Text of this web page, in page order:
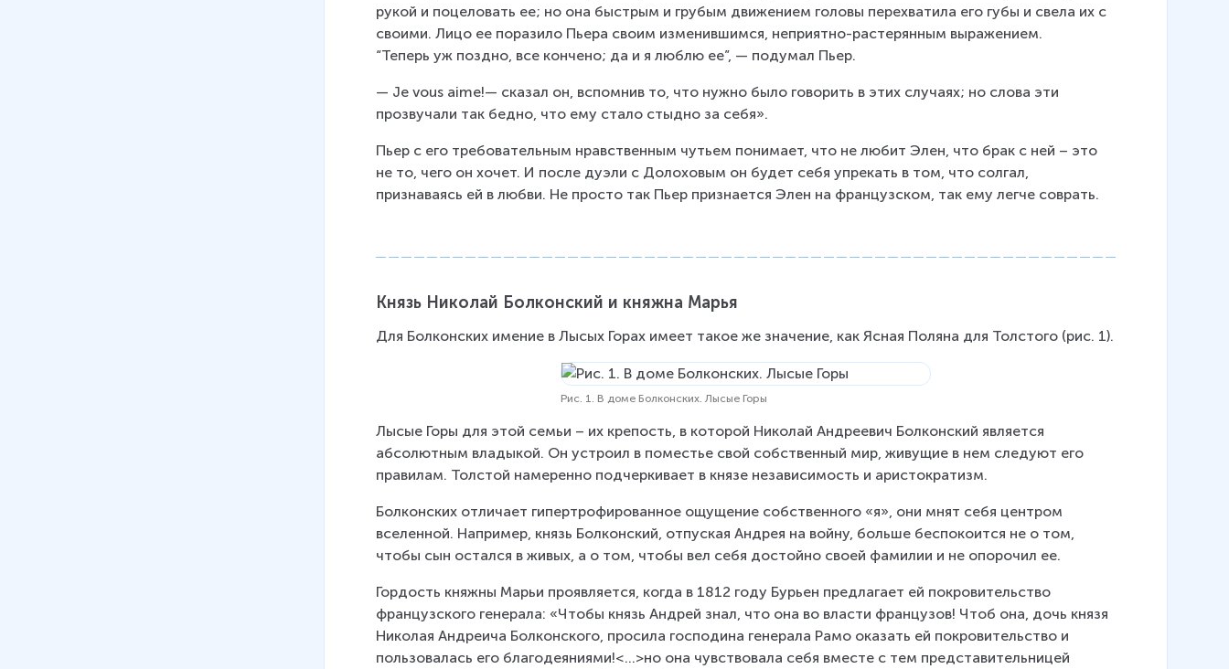
рукой и поцеловать ее; но она быстрым и грубым движением головы перехватила его губы и свела их с
своими. Лицо ее поразило Пьера своим изменившимся, неприятно-растерянным выражением.
“Теперь уж поздно, все кончено; да и я люблю ее”, — подумал Пьер.
— Je vous aime!— сказал он, вспомнив то, что нужно было говорить в этих случаях; но слова эти
прозвучали так бедно, что ему стало стыдно за себя».
Пьер с его требовательным нравственным чутьем понимает, что не любит Элен, что брак с ней – это
не то, чего он хочет. И после дуэли с Долоховым он будет себя упрекать в том, что солгал,
признаваясь ей в любви. Не просто так Пьер признается Элен на французском, так ему легче соврать.
Князь Николай Болконский и княжна Марья
Для Болконских имение в Лысых Горах имеет такое же значение, как Ясная Поляна для Толстого (рис. 1).
Рис. 1. В доме Болконских. Лысые Горы
Лысые Горы для этой семьи – их крепость, в которой Николай Андреевич Болконский является
абсолютным владыкой. Он устроил в поместье свой собственный мир, живущие в нем следуют его
правилам. Толстой намеренно подчеркивает в князе независимость и аристократизм.
Болконских отличает гипертрофированное ощущение собственного «я», они мнят себя центром
вселенной. Например, князь Болконский, отпуская Андрея на войну, больше беспокоится не о том,
чтобы сын остался в живых, а о том, чтобы вел себя достойно своей фамилии и не опорочил ее.
Гордость княжны Марьи проявляется, когда в 1812 году Бурьен предлагает ей покровительство
французского генерала: «Чтобы князь Андрей знал, что она во власти французов! Чтоб она, дочь князя
Николая Андреича Болконского, просила господина генерала Рамо оказать ей покровительство и
пользовалась его благодеяниями!<...>но она чувствовала себя вместе с тем представительницей